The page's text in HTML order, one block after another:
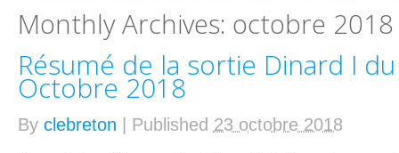
Monthly Archives: octobre 2018
Résumé de la sortie Dinard I
Octobre 2018
By clebreton Published 23 octobre 2018